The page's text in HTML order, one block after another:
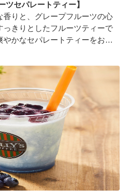
ツセパレートティー】
香りと、グレープフルーツの心
っきりとしたフルーツティーで
かなセパレートティーをお楽